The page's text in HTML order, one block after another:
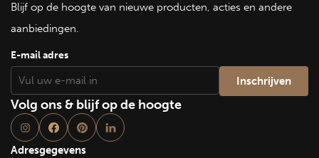
Blijf op de hoogte van nieuwe producten, acties en andere
aanbiedingen.
E-mail adres
Volg ons & blijf op de hoogte
Adresgegevens